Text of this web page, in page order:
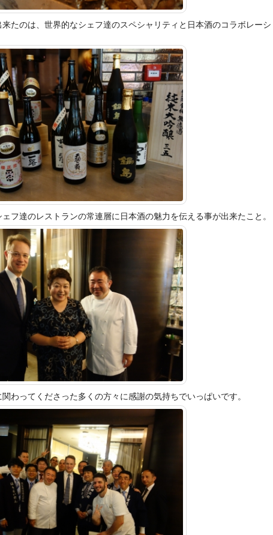
来たのは、世界的なシェフ達のスペシャリ ティと日本酒のコラボレーシ
ェフ達のレストランの常連層に日本酒の魅力を伝える事が出来たこと。
関わってくださった多くの方々に感謝の気持ちでいっぱいです。